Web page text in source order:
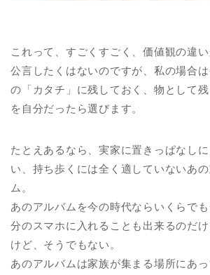
これって、すごくすごく、価値観の違
公言したくはないのですが、私の場合
の「カタチ」に残しておく、物として
を自分だったら選びます。
たとえあるなら、実家に置きっぱなし
い、持ち歩くには全く適していないあ
ム。
あのアルバムを今の時代ならいくらで
分のスマホに入れることも出来るのだ
けど、そうでもない。
あのアルバムは家族が集まる場所にあ